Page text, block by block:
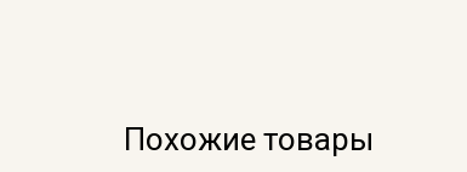
Похожие товары